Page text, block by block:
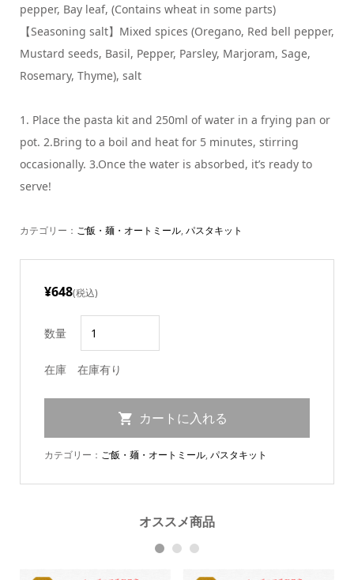
pepper, Bay leaf, (Contains wheat in some parts)
【Seasoning salt】Mixed spices (Oregano, Red bell pepper,
Mustard seeds, Basil, Pepper, Parsley, Marjoram, Sage,
Rosemary, Thyme), salt
1. Place the pasta kit and 250ml of water in a frying pan or
pot. 2.Bring to a boil and heat for 5 minutes, stirring
occasionally. 3.Once the water is absorbed, it’s ready to
serve!
カテゴリー： ご飯・麺・オートミール,パスタキット
¥648(税込)
数量
在庫 在庫有り
カテゴリー： ご飯・麺・オートミール,パスタキット
オススメ商品
1 2 3